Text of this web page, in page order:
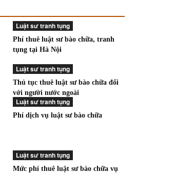
Luật sư tranh tụng
Phí thuê luật sư bào chữa, tranh
tụng tại Hà Nội
Luật sư tranh tụng
Thủ tục thuê luật sư bào chữa đối
với người nước ngoài
Luật sư tranh tụng
Phí dịch vụ luật sư bào chữa
Luật sư tranh tụng
Mức phí thuê luật sư bào chữa vụ